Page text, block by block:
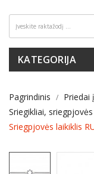
KATEGORIJA
Pagrindinis Priedai
Sriegikliai, sriegpjovės
Sriegpjovės laikiklis